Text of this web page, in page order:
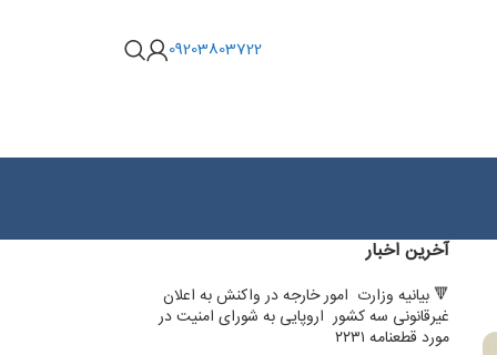
09203803722
آخرین اخبار
🔻 بیانیه وزارت امور خارجه در واکنش به اعلان
غیرقانونی سه کشور اروپایی به شورای امنیت در
مورد قطعنامه ۲۲۳۱